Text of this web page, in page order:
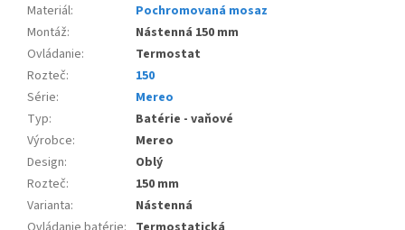
Materiál:
Pochromovaná mosaz
Montáž:
Nástenná 150 mm
Ovládanie:
Termostat
Rozteč:
150
Série:
Mereo
Typ:
Batérie - vaňové
Výrobce:
Mereo
Design:
Oblý
Rozteč:
150 mm
Varianta:
Nástenná